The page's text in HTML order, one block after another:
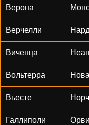
Верона
Верчелли
Виченца
Вольтерра
Вьесте
Галлиполи